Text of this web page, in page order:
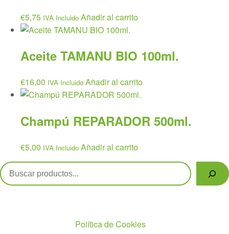
€5,75 IVA Incluido Añadir al carrito
Aceite TAMANU BIO 100ml.
€16,00 IVA Incluido Añadir al carrito
Champú REPARADOR 500ml.
€5,00 IVA Incluido Añadir al carrito
Buscar
Política de Cookies